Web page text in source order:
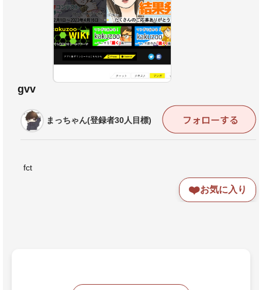
gvv
まっちゃん(登録者30人目標)
fct
❤️お気に入り